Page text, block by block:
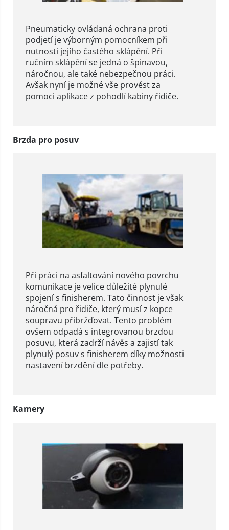
Pneumaticky ovládaná ochrana proti
podjetí je výborným pomocníkem při
nutnosti jejího častého sklápění. Při
ručním sklápění se jedná o špinavou,
náročnou, ale také nebezpečnou práci.
Avšak nyní je možné vše provést za
pomoci aplikace z pohodlí kabiny řidiče.
Brzda pro posuv
Při práci na asfaltování nového povrchu
komunikace je velice důležité plynulé
spojení s finisherem. Tato činnost je však
náročná pro řidiče, který musí z kopce
soupravu přibržďovat. Tento problém
ovšem odpadá s integrovanou brzdou
posuvu, která zadrží návěs a zajistí tak
plynulý posuv s finisherem díky možnosti
nastavení brzdění dle potřeby.
Kamery